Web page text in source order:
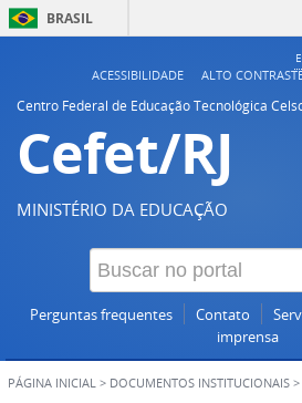
BRASIL
ACESSIBILIDADE ALTO
Centro Federal de Educação Tecnológica
Cefet/RJ
MINISTÉRIO DA EDUCAÇÃO
Perguntas frequentes Contato
imprensa
PÁGINA INICIAL > DOCUMENTOS INSTITUCIONAIS >